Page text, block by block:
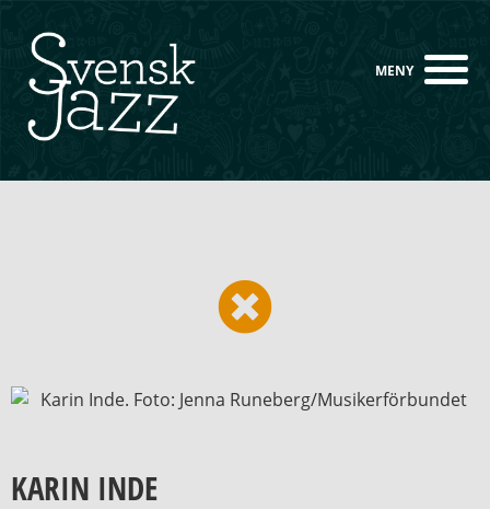
KARIN INDE